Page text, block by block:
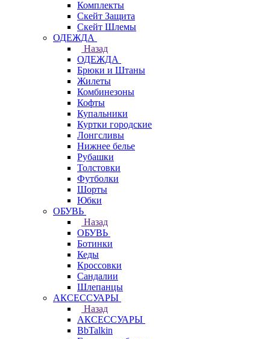
Комплекты
Скейт Защита
Скейт Шлемы
ОДЕЖДА
Назад
ОДЕЖДА
Брюки и Штаны
Жилеты
Комбинезоны
Кофты
Купальники
Куртки городские
Лонгсливы
Нижнее белье
Рубашки
Толстовки
Футболки
Шорты
Юбки
ОБУВЬ
Назад
ОБУВЬ
Ботинки
Кеды
Кроссовки
Сандалии
Шлепанцы
АКСЕССУАРЫ
Назад
АКСЕССУАРЫ
BbTalkin